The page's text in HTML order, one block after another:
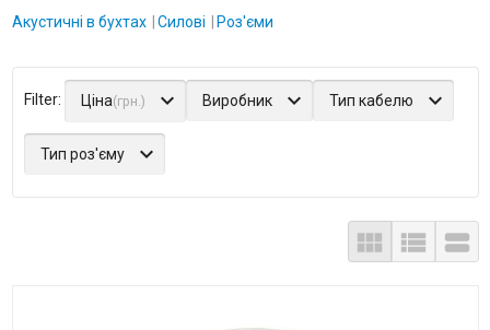
Акустичні в бухтах
Силові Роз'єми
Ціна(грн.) Виробник Тип кабелю
Тип роз'єму
  